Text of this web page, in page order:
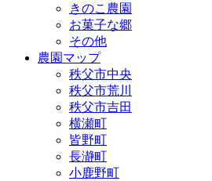
きのこ農園
お菓子な郷
その他
農園マップ
秩父市中央
秩父市荒川
秩父市吉田
横瀬町
皆野町
長瀞町
小鹿野町